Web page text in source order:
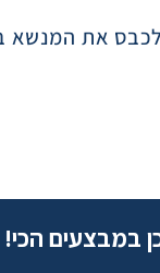
את המנשא
במבצעים הכי!